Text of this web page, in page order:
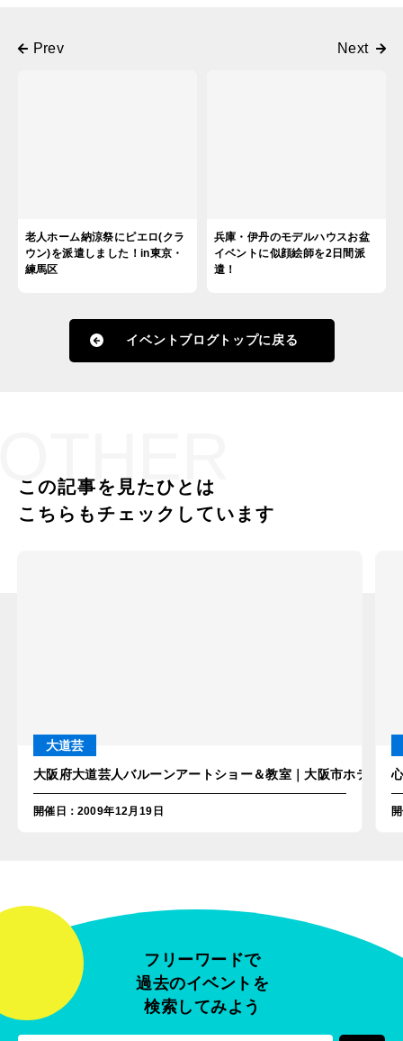
老人ホーム納涼祭にピエロ(クラ
ウン)を派遣しました！in東京・
練馬区
兵庫・伊丹のモデルハウスお盆
イベントに似顔絵師を2日間派
遣！
イベントブログトップに戻る
この記事を見たひとは
こちらもチェックしています
大道芸
大阪府大道芸人バルーンアートショー＆教室｜大阪市ホテルク
開催日 ：2009年12月19日
フリーワードで
過去のイベントを
検索してみよう